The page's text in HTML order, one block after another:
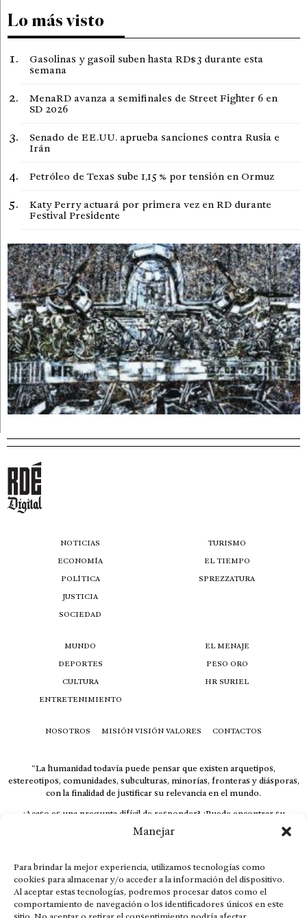
Manejar
Para brindar la mejor experiencia, utilizamos tecnologías como
cookies para almacenar y/o acceder a la información del dispositivo.
Al aceptar estas tecnologías, podremos procesar datos como el
comportamiento de navegación o los identificadores únicos en este
Lo más visto
Gasolinas y gasoil suben hasta RD$3 durante esta
semana
MenaRD avanza a semifinales de Street Fighter 6 en
SD 2026
Senado de EE.UU. aprueba sanciones contra Rusia e
Irán
Petróleo de Texas sube 1,15 % por tensión en Ormuz
Katy Perry actuará por primera vez en RD durante
Festival Presidente
NOTICIAS
ECONOMÍA
POLÍTICA
JUSTICIA
SOCIEDAD
TURISMO
EL TIEMPO
SPREZZATURA
MUNDO
DEPORTES
CULTURA
ENTRETENIMIENTO
EL MENAJE
PESO ORO
HR SURIEL
NOSOTROS MISIÓN VISIÓN VALORES CONTACTOS
“La humanidad todavía puede pensar que existen arquetipos,
estereotipos, comunidades, subculturas, minorías, fronteras y diásporas,
con la finalidad de justificar su relevancia en el mundo.
¿Acaso es una pregunta difícil de responder? ¿Puede encontrar su
respuesta al instante, otorgando al receptor cuestionado espacio y
velocidad suficiente para responder correctamente? De no ser así, el que
El concepto de familia no está limitado exclusivamente a la sangre; seres
que surgen en nuestro diario vivir suelen pesar más que los
emparentados. Más bien, el apego de estas dos versiones de seres
queridos mueve ideales provenientes de sus vivencias.